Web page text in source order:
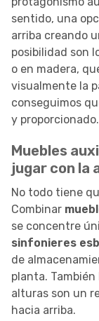
sentido, una
arriba creando
posibilidad son
o en madera,
visualmente la
conseguimos
y proporcionado.
Muebles
jugar con la
No todo tiene
Combinar
se concentre
sinfonieres
de
planta.
alturas son un
hacia arriba.